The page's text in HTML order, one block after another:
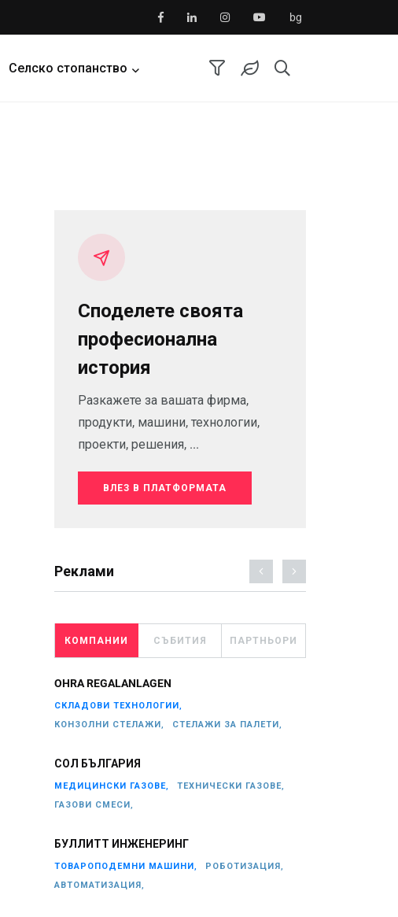
bg
Селско стопанство
Споделете своята
професионална
история
Разкажете за вашата фирма,
продукти, машини, технологии,
проекти, решения, ...
ВЛЕЗ В ПЛАТФОРМАТА
Реклами
КОМПАНИИ СЪБИТИЯ ПАРТНЬОРИ
OHRA REGALANLAGEN
СКЛАДОВИ ТЕХНОЛОГИИ,
КОНЗОЛНИ СТЕЛАЖИ,
СТЕЛАЖИ ЗА ПАЛЕТИ,
СОЛ БЪЛГАРИЯ
МЕДИЦИНСКИ ГАЗОВЕ,
ТЕХНИЧЕСКИ ГАЗОВЕ,
ГАЗОВИ СМЕСИ,
БУЛЛИТТ ИНЖЕНЕРИНГ
ТОВАРОПОДЕМНИ МАШИНИ,
РОБОТИЗАЦИЯ,
АВТОМАТИЗАЦИЯ,